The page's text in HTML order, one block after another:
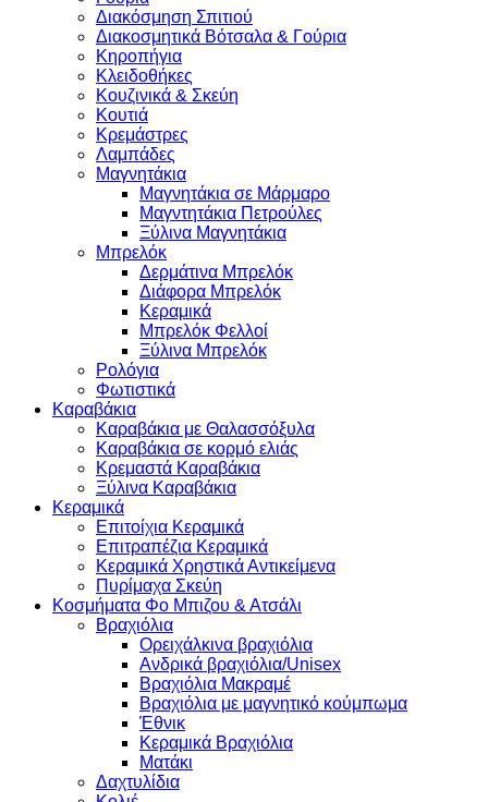
Διακόσμηση Σπιτιού
Διακοσμητικά Βότσαλα & Γούρια
Κηροπήγια
Κλειδοθήκες
Κουζινικά & Σκεύη
Κουτιά
Κρεμάστρες
Λαμπάδες
Μαγνητάκια
Μαγνητάκια σε Μάρμαρο
Μαγντητάκια Πετρούλες
Ξύλινα Μαγνητάκια
Μπρελόκ
Δερμάτινα Μπρελόκ
Διάφορα Μπρελόκ
Κεραμικά
Μπρελόκ Φελλοί
Ξύλινα Μπρελόκ
Ρολόγια
Φωτιστικά
Καραβάκια
Καραβάκια με Θαλασσόξυλα
Καραβάκια σε κορμό ελιάς
Κρεμαστά Καραβάκια
Ξύλινα Καραβάκια
Κεραμικά
Επιτοίχια Κεραμικά
Επιτραπέζια Κεραμικά
Κεραμικά Χρηστικά Αντικείμενα
Πυρίμαχα Σκεύη
Κοσμήματα Φο Μπιζου & Ατσάλι
Βραχιόλια
Oρειχάλκινα βραχιόλια
Ανδρικά βραχιόλια/Unisex
Βραχιόλια Μακραμέ
Βραχιόλια με μαγνητικό κούμπωμα
Έθνικ
Κεραμικά Βραχιόλια
Ματάκι
Δαχτυλίδια